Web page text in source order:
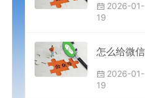
2026-01-
19
2026-01-
19